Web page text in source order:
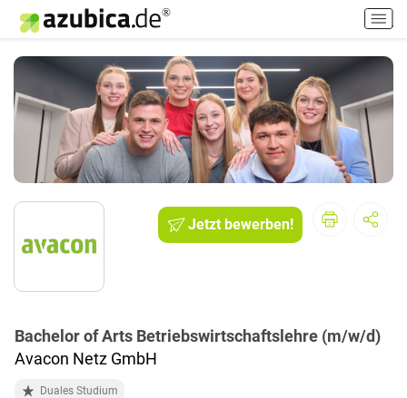
H
a
u
p
t
m
e
n
ü
i
s
Jetzt bewerben!
Bachelor of Arts Betriebswirtschaftslehre (m/w/d)
Avacon Netz GmbH
Duales Studium